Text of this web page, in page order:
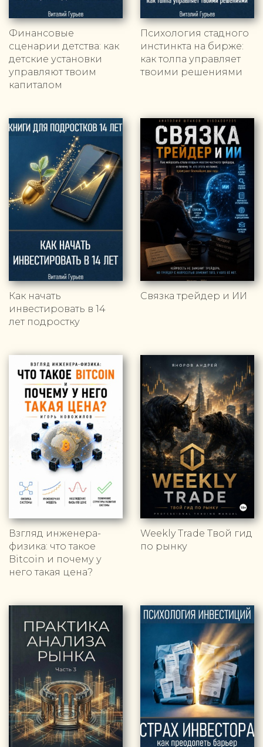
Финансовые
сценарии детства: как
детские установки
управляют твоим
капиталом
Психология стадного
инстинкта на бирже:
как толпа управляет
твоими решениями
Как начать
инвестировать в 14
лет подростку
Связка трейдер и ИИ
Взгляд инженера-
физика: что такое
Bitcoin и почему у
него такая цена?
Weekly Trade Твой гид
по рынку